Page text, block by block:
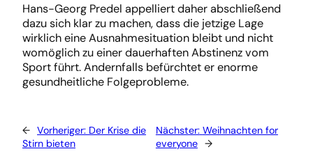
Hans-Georg Predel appelliert daher abschließend
dazu sich klar zu machen, dass die jetzige Lage
wirklich eine Ausnahmesituation bleibt und nicht
womöglich zu einer dauerhaften Abstinenz vom
Sport führt. Andernfalls befürchtet er enorme
gesundheitliche Folgeprobleme.
← Vorheriger: Der Krise die
Stirn bieten
Nächster: Weihnachten for
everyone →